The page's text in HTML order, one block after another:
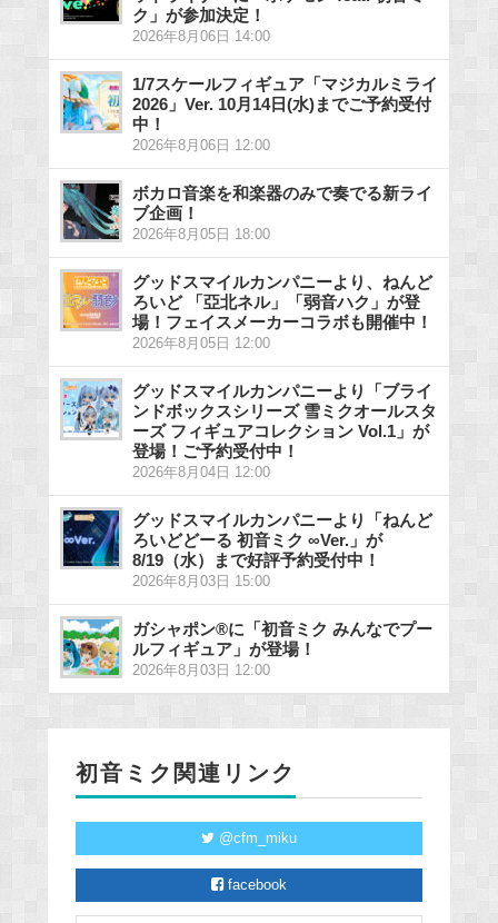
ク」が参加決定！
2026年8月06日 14:00
1/7スケールフィギュア「マジカルミライ
2026」Ver. 10月14日(水)までご予約受付
中！
2026年8月06日 12:00
ボカロ音楽を和楽器のみで奏でる新ライ
ブ企画！
2026年8月05日 18:00
グッドスマイルカンパニーより、ねんど
ろいど 「亞北ネル」「弱音ハク」が登
場！フェイスメーカーコラボも開催中！
2026年8月05日 12:00
グッドスマイルカンパニーより「ブライ
ンドボックスシリーズ 雪ミクオールスタ
ーズ フィギュアコレクション Vol.1」が
登場！ご予約受付中！
2026年8月04日 12:00
グッドスマイルカンパニーより「ねんど
ろいどどーる 初音ミク ∞Ver.」が
8/19（水）まで好評予約受付中！
2026年8月03日 15:00
ガシャポン®に「初音ミク みんなでプー
ルフィギュア」が登場！
2026年8月03日 12:00
初音ミク関連リンク
@cfm_miku
facebook